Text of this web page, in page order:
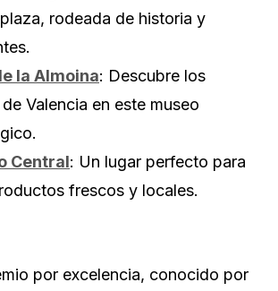
rodeada de historia y
la Almoina: Descubre los
Valencia en este museo
Central: Un lugar perfecto para
frescos y locales.
por excelencia, conocido por